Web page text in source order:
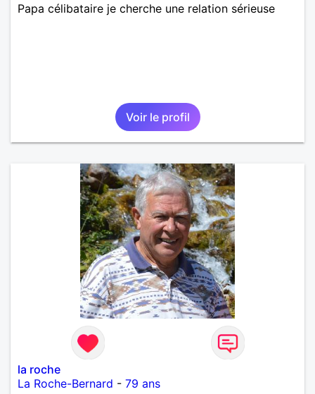
Papa célibataire je cherche une relation sérieuse
Voir le profil
la roche
La Roche-Bernard - 79 ans